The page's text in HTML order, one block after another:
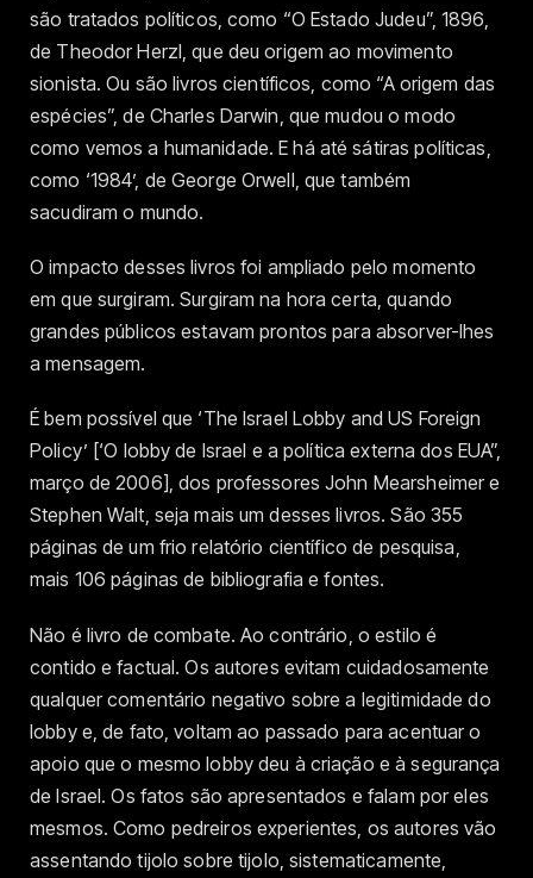
são tratados políticos, como “O Estado Judeu”, 1896,
de Theodor Herzl, que deu origem ao movimento
sionista. Ou são livros científicos, como “A origem das
espécies”, de Charles Darwin, que mudou o modo
como vemos a humanidade. E há até sátiras políticas,
como ‘1984’, de George Orwell, que também
sacudiram o mundo.
O impacto desses livros foi ampliado pelo momento
em que surgiram. Surgiram na hora certa, quando
grandes públicos estavam prontos para absorver-lhes
a mensagem.
É bem possível que ‘The Israel Lobby and US Foreign
Policy’ [‘O lobby de Israel e a política externa dos EUA”,
março de 2006], dos professores John Mearsheimer e
Stephen Walt, seja mais um desses livros. São 355
páginas de um frio relatório científico de pesquisa,
mais 106 páginas de bibliografia e fontes.
Não é livro de combate. Ao contrário, o estilo é
contido e factual. Os autores evitam cuidadosamente
qualquer comentário negativo sobre a legitimidade do
lobby e, de fato, voltam ao passado para acentuar o
apoio que o mesmo lobby deu à criação e à segurança
de Israel. Os fatos são apresentados e falam por eles
mesmos. Como pedreiros experientes, os autores vão
assentando tijolo sobre tijolo, sistematicamente,